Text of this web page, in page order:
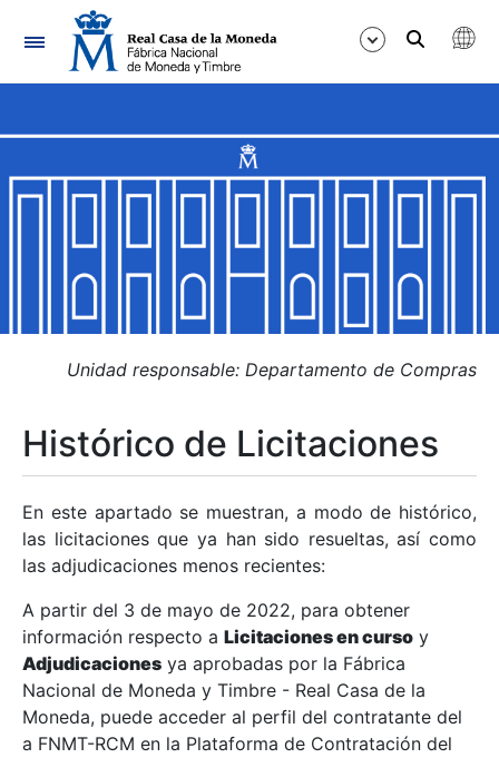
Navegación
Mostrar/Ocultar
Mostrar/Ocultar
Mostrar/Ocultar
Mostrar/Ocultar
Mostrar/Ocultar
Mostrar/Ocultar
Unidad responsable: Departamento de Compras
Histórico de Licitaciones
En este apartado se muestran, a modo de histórico,
las licitaciones que ya han sido resueltas, así como
las adjudicaciones menos recientes:
A partir del 3 de mayo de 2022, para obtener
información respecto a Licitaciones en curso y
Adjudicaciones ya aprobadas por la Fábrica
Nacional de Moneda y Timbre - Real Casa de la
Moneda, puede acceder al perfil del contratante del
a FNMT-RCM en la Plataforma de Contratación del